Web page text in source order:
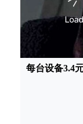
每台设备3.4